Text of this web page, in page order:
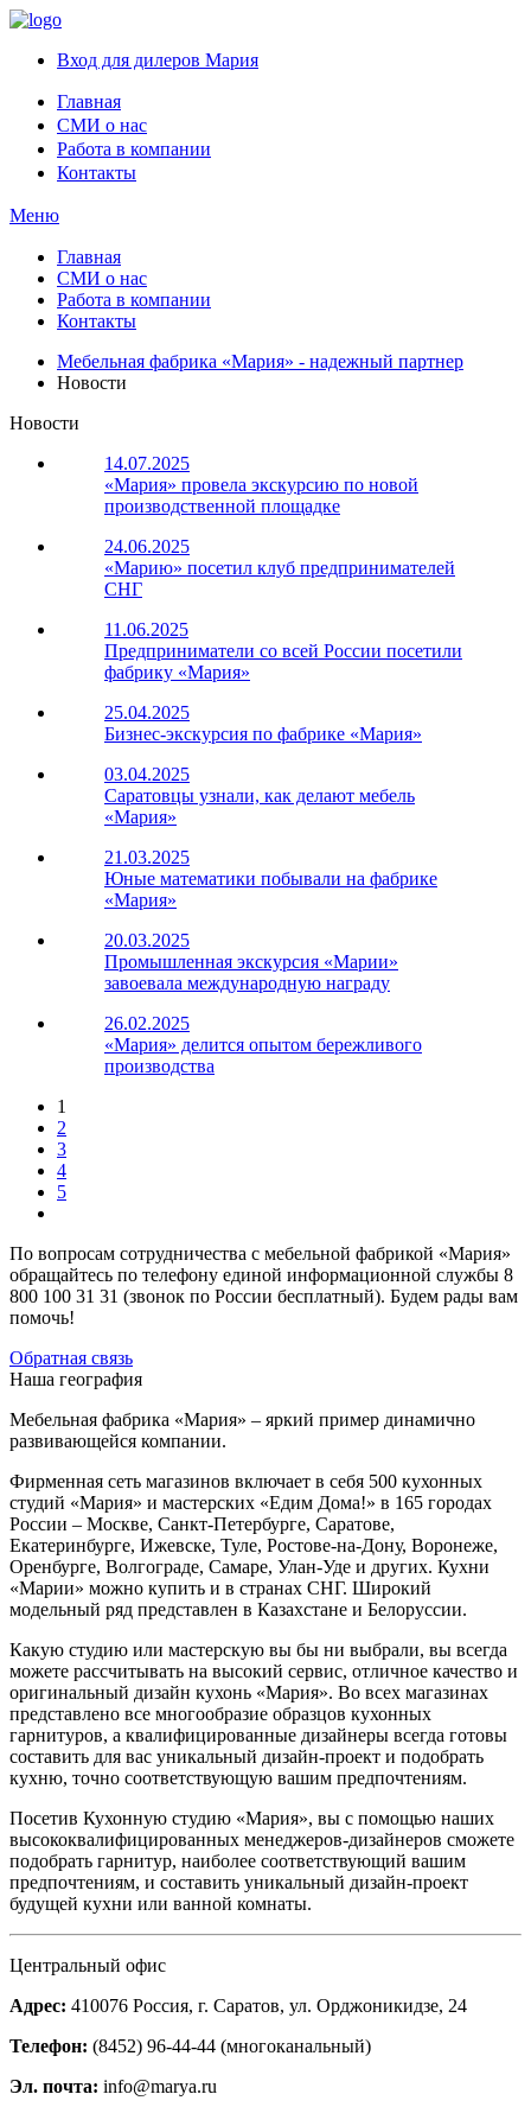
Вход для дилеров Мария
Главная
СМИ о нас
Работа в компании
Контакты
Меню
Главная
СМИ о нас
Работа в компании
Контакты
Мебельная фабрика «Мария» - надежный партнер
Новости
Новости
14.07.2025
«Мария» провела экскурсию по новой
производственной площадке
24.06.2025
«Марию» посетил клуб предпринимателей
СНГ
11.06.2025
Предприниматели со всей России посетили
фабрику «Мария»
25.04.2025
Бизнес-экскурсия по фабрике «Мария»
03.04.2025
Саратовцы узнали, как делают мебель
«Мария»
21.03.2025
Юные математики побывали на фабрике
«Мария»
20.03.2025
Промышленная экскурсия «Марии»
завоевала международную награду
26.02.2025
«Мария» делится опытом бережливого
производства
1
2
3
4
5
По вопросам сотрудничества с мебельной фабрикой «Мария»
обращайтесь по телефону единой информационной службы 8
800 100 31 31 (звонок по России бесплатный). Будем рады вам
помочь!
Обратная связь
Наша география
Мебельная фабрика «Мария» – яркий пример динамично
развивающейся компании.
Фирменная сеть магазинов включает в себя 500 кухонных
студий «Мария» и мастерских «Едим Дома!» в 165 городах
России – Москве, Санкт-Петербурге, Саратове,
Екатеринбурге, Ижевске, Туле, Ростове-на-Дону, Воронеже,
Оренбурге, Волгограде, Самаре, Улан-Уде и других. Кухни
«Марии» можно купить и в странах СНГ. Широкий
модельный ряд представлен в Казахстане и Белоруссии.
Какую студию или мастерскую вы бы ни выбрали, вы всегда
можете рассчитывать на высокий сервис, отличное качество и
оригинальный дизайн кухонь «Мария». Во всех магазинах
представлено все многообразие образцов кухонных
гарнитуров, а квалифицированные дизайнеры всегда готовы
составить для вас уникальный дизайн-проект и подобрать
кухню, точно соответствующую вашим предпочтениям.
Посетив Кухонную студию «Мария», вы с помощью наших
высококвалифицированных менеджеров-дизайнеров сможете
подобрать гарнитур, наиболее соответствующий вашим
предпочтениям, и составить уникальный дизайн-проект
будущей кухни или ванной комнаты.
Центральный офис
Адрес: 410076 Россия, г. Саратов, ул. Орджоникидзе, 24
Телефон: (8452) 96-44-44 (многоканальный)
Эл. почта: info@marya.ru